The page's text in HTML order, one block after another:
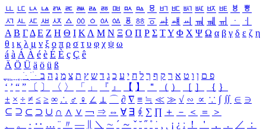
ㅥ ㅦ ㅧ ㅨ ㅩ ㅪ ㅫ ㅬ ㅭ ㅮ ㅯ ㅰ ㅱ ㅲ ㅳ ㅴ ㅵ ㅶ ㅷ ㅸ
ㅹ
ㅺ ㅻ ㅼ ㅽ ㅾ ㅿ ㆀ ㆁ ㆂ ㆃ ㆄ ㆅ ㆆ ㆇ ㆈ ㆉ ㆊ ㆋ ㆌ ㆍ
ㆎ
Α Β ΓΔ Ε Ζ Η Θ Ι ΚΛ Μ Ν Ξ Ο Π Ρ Σ ΤΥ Φ Χ Ψ Ω α β γ δ ε ζ η
θ ι κ λ μ ν ξ ο π ρ σ τ υ φ χ ψ ω
á à Á À é è É È ç Ç ê
Ä Ö Ü ä ö ü ß
ִֶֹ ֻּ ׁׂ פ ם ן ו ט א ר ק ף ך ל ח י ע כ ג ד ש ץ ת צ מ נ ה ב
‘ ’ “ ” 〔 〕 〈 〉 「 」 『 』 【 】 ＂ （ ） ［ ］ ｛ ｝
± × ÷ ≠ ≤ ≥ ∞ ∴ ♂ ♀ ∠ ⊥ ⌒ ∂ ∇ ≡ ≒ ≪ ≫ √ ∽ ∝ ∵ ∫ ∬ ∈ ∋
⊆ ⊇ ⊂ ⊃ ∪ ∩ ∧ ∨ ￢ ⇒ ⇔ ∀ ∃ ∮ ∑ ∏ ＋ － ＜ ＝
＞
、
。 · ‥ … ¨ 〃 ― ＼ ∼ ´ ～ ˇ ˘ ˝ ˚ ˙ ¸ ¡ ¿ ː ！ ＇ ， ． ／
：